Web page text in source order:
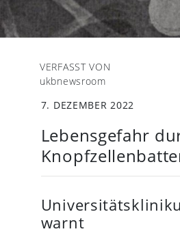
VERFASST VON
ukbnewsroom
7. DEZEMBER 2022
Lebensgefahr
warnt